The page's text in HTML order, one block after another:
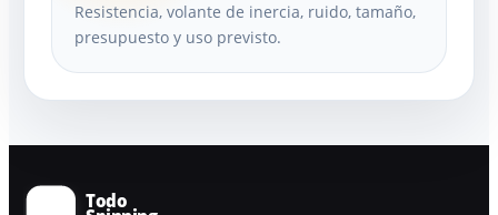
Resistencia, volante de inercia, ruido, tamaño,
presupuesto y uso previsto.